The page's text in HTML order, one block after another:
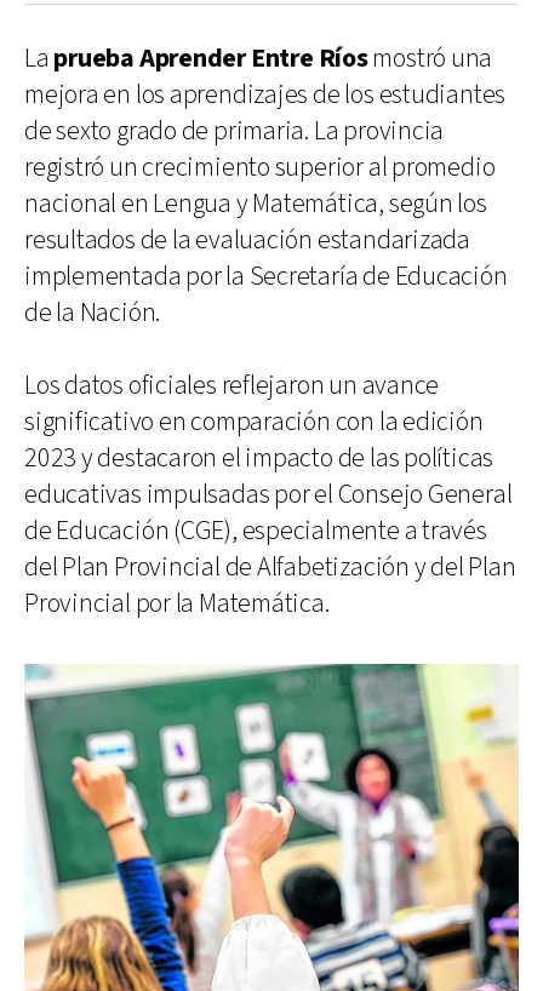
La prueba Aprender Entre Ríosmostró una
mejora en los aprendizajes de los estudiantes
de sexto grado de primaria. La provincia
registró un crecimiento superior al promedio
nacional en Lengua y Matemática, según los
resultados de la evaluación estandarizada
implementada por la Secretaría de Educación
de la Nación.
Los datos oficiales reflejaron un avance
significativo en comparación con la edición
2023 y destacaron el impacto de las políticas
educativas impulsadas por el Consejo General
de Educación (CGE), especialmente a través
del Plan Provincial de Alfabetización y del Plan
Provincial por la Matemática.